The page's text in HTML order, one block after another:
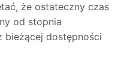
że ostateczny czas
od stopnia
bieżącej dostępności